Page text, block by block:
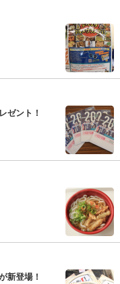
ゼント！
新登場！